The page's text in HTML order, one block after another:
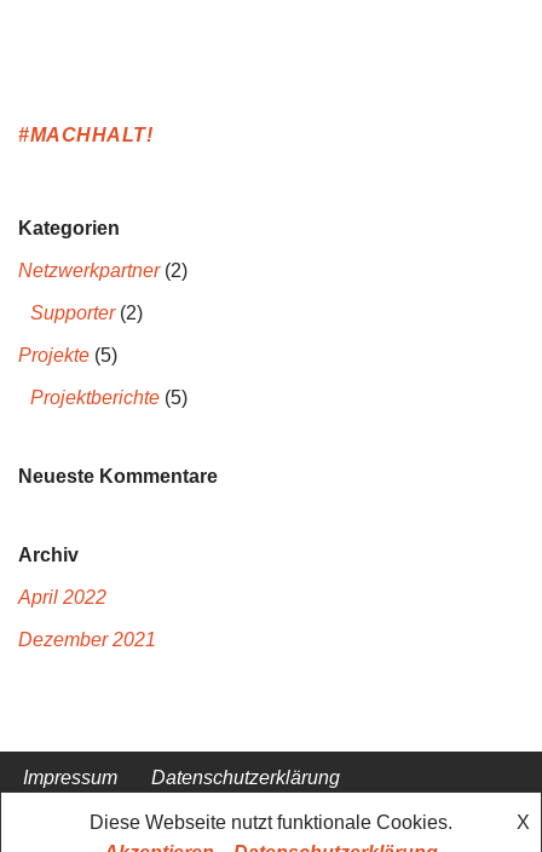
#MACHHALT!
Kategorien
Netzwerkpartner(2)
Supporter(2)
Projekte (5)
Projektberichte (5)
Neueste Kommentare
Archiv
April 2022
Dezember 2021
Impressum
Datenschutz­erklärung
Diese Webseite nutzt funktionale Cookies.
X